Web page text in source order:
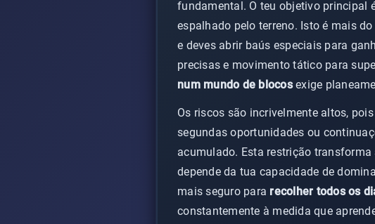
fundamental. O teu objetivo principal
espalhado pelo terreno. Isto é mais
e deves abrir baús especiais para
precisas e movimento tático para
num mundo de blocosexige
Os riscos são incrivelmente altos,
segundas oportunidades ou
acumulado. Esta restrição
depende da tua capacidade de
mais seguro para recolher todos os
constantemente à medida que